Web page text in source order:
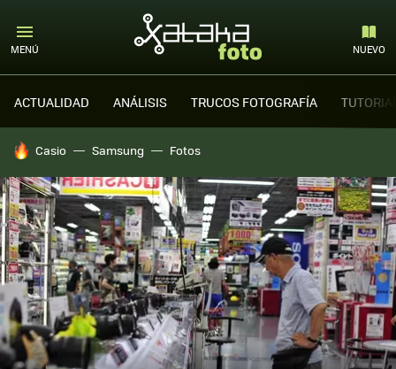
MENÚ NUEVO
ACTUALIDAD ANÁLISIS TRUCOS FOTOGRAFÍA
HOY SE HABLA DE
Casio Samsung Fotos